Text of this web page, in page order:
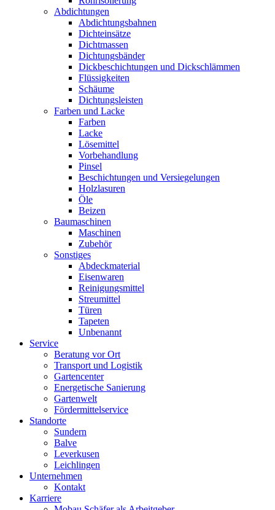
Abdichtungen
Abdichtungsbahnen
Dichteinsätze
Dichtmassen
Dichtungsbänder
Dickbeschichtungen und Dickschlämmen
Flüssigkeiten
Schäume
Dichtungsleisten
Farben und Lacke
Farben
Lacke
Lösemittel
Vorbehandlung
Pinsel
Beschichtungen und Versiegelungen
Holzlasuren
Öle
Beizen
Baumaschinen
Maschinen
Zubehör
Sonstiges
Abdeckmaterial
Eisenwaren
Reinigungsmittel
Streumittel
Türen
Tapeten
Unbenannt
Service
Beratung vor Ort
Transport und Logistik
Gartencenter
Energetische Sanierung
Gartenwelt
Fördermittelservice
Standorte
Sundern
Balve
Leverkusen
Leichlingen
Unternehmen
Kontakt
Karriere